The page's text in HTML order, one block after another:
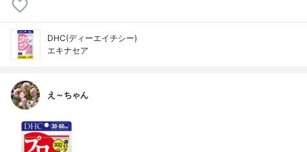
DHC(ディーエイチシー)
エキナセア
え～ちゃん